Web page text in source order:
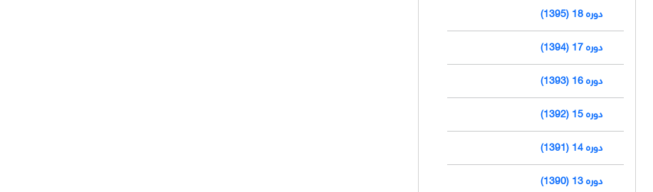
دوره 18 (1395)
دوره 17 (1394)
دوره 16 (1393)
دوره 15 (1392)
دوره 14 (1391)
دوره 13 (1390)